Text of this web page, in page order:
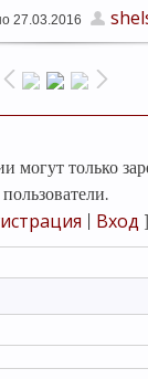
/ 193.8Kb
27.03.2016
могут только
пользователи.
Вход ]